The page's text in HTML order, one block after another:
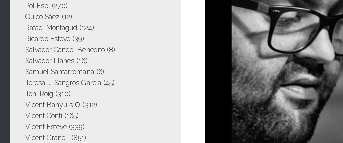
Pol Espi (270)
Quico Sáez (12)
Rafael Montagud (124)
Ricardo Esteve (39)
Salvador Candel Benedito (8)
Salvador Llanes (16)
Samuel Santarromana (6)
Teresa J. Sangrós García (45)
Toni Roig (310)
Vicent Banyuls Ω (312)
Vicent Conti (165)
Vicent Esteve (339)
Vicent Granell (851)